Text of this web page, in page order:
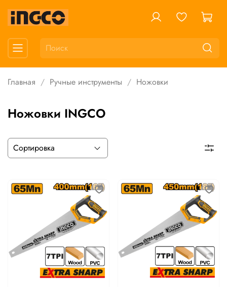
Главная Ручные инструменты Ножовки
Ножовки INGCO